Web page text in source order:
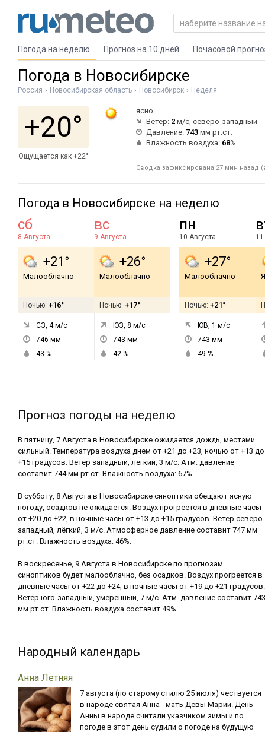
Погода на неделю Прогноз на 10 дней Почасовой
Погода в Новосибирске
Россия Новосибирская область Новосибирск Неделя
+20°
Ощущается как +22°
ясно
Ветер: 2 м/с, северо-западный
Давление: 743 мм рт.ст.
Влажность воздуха: 68%
Сводка зафиксирована 27 мин назад
Погода в Новосибирске на неделю
сб
8 Августа
+21°
Малооблачно
Ночью: +16°
СЗ, 4м/с
746 мм
43 %
вс
9 Августа
+26°
Малооблачно
Ночью: +17°
ЮЗ, 8 м/с
743 мм
42 %
пн
10 Августа
+27°
Малооблачно
Ночью: +21°
ЮВ, 1 м/с
743 мм
49 %
11
Прогноз погоды на неделю
В пятницу, 7 Августа в Новосибирске ожидается дождь, местами
сильный. Температура воздуха днем от +21 до +23, ночью от +13 до
+15 градусов. Ветер западный, лёгкий, 3 м/с. Атм. давление
составит 744 мм рт.ст. Влажность воздуха: 67%.
В субботу, 8 Августа в Новосибирске синоптики обещают ясную
погоду, осадков не ожидается. Воздух прогреется в дневные часы
от +20 до +22, в ночные часы от +13 до +15 градусов. Ветер северо-
западный, лёгкий, 3 м/с. Атмосферное давление составит 747 мм
рт.ст. Влажность воздуха: 46%.
В воскресенье, 9 Августа в Новосибирске по прогнозам
синоптиков будет малооблачно, без осадков. Воздух прогреется в
дневные часы от +22 до +24, в ночные часы от +19 до +21 градусов.
Ветер юго-западный, умеренный, 7 м/с. Атм. давление составит 743
мм рт.ст. Влажность воздуха составит 49%.
Народный календарь
Анна Летняя
7 августа (по старому стилю 25 июля) чествуется
в народе святая Анна - мать Девы Марии. День
Анны в народе считали указчиком зимы и по
погоде в этот день судили о погоде на будущую